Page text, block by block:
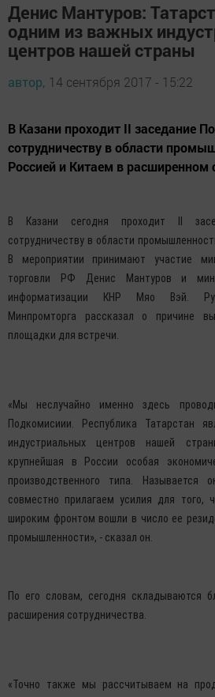
Денис Мантуров:
одним из важных
центров нашей страны
автор, 14 сентября 2017 - 15:22
В Казани проходит II заседание
сотрудничеству в области
Россией и Китаем в расширенном
В Казани сегодня проходит II
сотрудничеству в области
В мероприятии принимают участие
торговли РФ Денис Мантуров и
информатизации КНР Мяо Вэй.
Минпромторга рассказал о причине
площадки для встречи.
крупнейшая в России особая